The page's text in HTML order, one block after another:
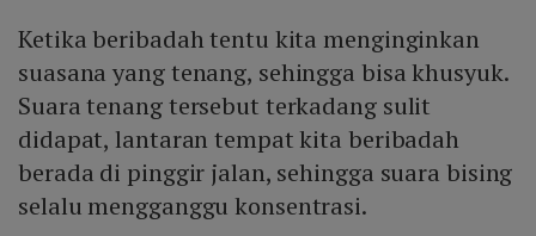
Ketika beribadah tentu kita menginginkan
suasana yang tenang, sehingga bisa khusyuk.
Suara tenang tersebut terkadang sulit
didapat, lantaran tempat kita beribadah
berada di pinggir jalan, sehingga suara bising
selalu mengganggu konsentrasi.